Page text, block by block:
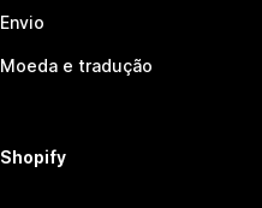
Envio
Moeda e tradução
Shopify